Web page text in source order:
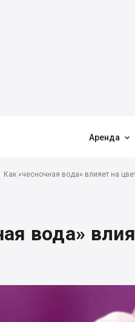
Аренда 
Как «чесночная вода» влияет на
вода»